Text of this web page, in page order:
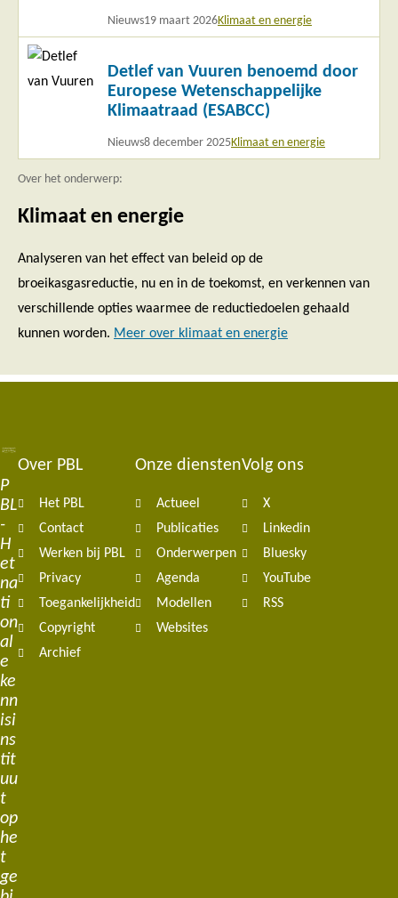
Nieuws19 maart 2026Klimaat en energie
Detlef van Vuuren benoemd door
Europese Wetenschappelijke
Klimaatraad (ESABCC)
Nieuws8 december 2025Klimaat en energie
Lees
Over het onderwerp:
Klimaat en energie
Analyseren van het effect van beleid op de
broeikasgasreductie, nu en in de toekomst, en verkennen van
verschillende opties waarmee de reductiedoelen gehaald
kunnen worden. Meer over klimaat en energie
P
BL
-
H
et
na
ti
on
al
e
ke
nn
isi
ns
tit
uu
t
op
he
t
ge
Footer
navigation
Over PBL
Het PBL
Contact
Werken bij PBL
Privacy
Toegankelijkheid
Copyright
Archief
Onze diensten
Actueel
Publicaties
Onderwerpen
Agenda
Modellen
Websites
Volg ons
X
Linkedin
Bluesky
YouTube
RSS